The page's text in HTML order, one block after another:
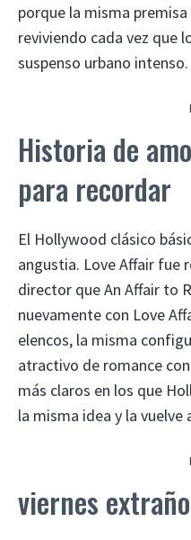
porque la misma
reviviendo cada vez que
suspenso urbano intenso.
Historia de
para recordar
El Hollywood clásico
angustia. Love Affair fue
director que An Affair to
nuevamente con Love
elencos, la misma
atractivo de romance
más claros en los que
la misma idea y la vuelve
viernes extraño